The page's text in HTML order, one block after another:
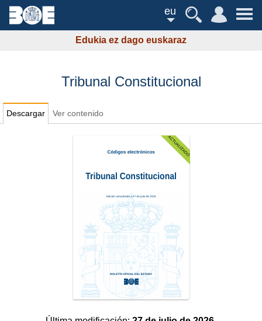
eu
Edukia ez dago euskaraz
Tribunal Constitucional
Descargar Ver contenido